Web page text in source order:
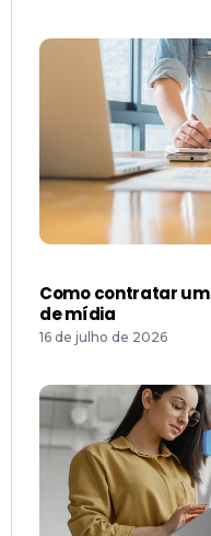
Como contratar
de mídia
16 de julho de 2026